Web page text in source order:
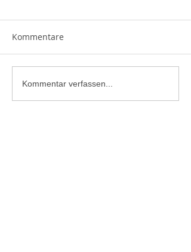
Kommentare
Kommentar verfassen...